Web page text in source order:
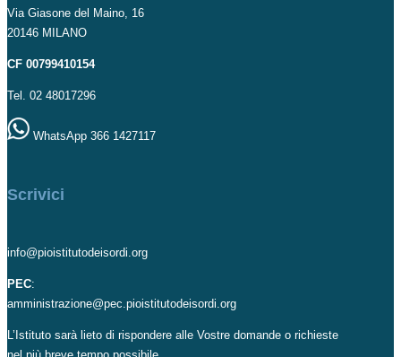
Via Giasone del Maino, 16
20146 MILANO
CF 00799410154
Tel. 02 48017296
WhatsApp 366 1427117
Scrivici
info@pioistitutodeisordi.org
PEC:
amministrazione@pec.pioistitutodeisordi.org
L’Istituto sarà lieto di rispondere alle Vostre domande o richieste